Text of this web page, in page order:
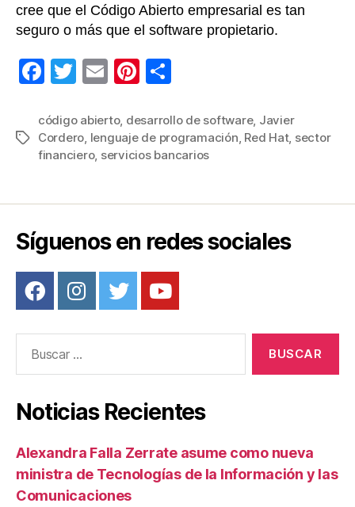
cree que el Código Abierto empresarial es tan
seguro o más que el software propietario.
F
c
e
o
k
T
tt
er
E
ail
Pi
er
e
m
p
tir
Etiquetas
código abierto, desarrollo de software, Javier
Cordero, lenguaje de programación, Red Hat, sector
financiero, servicios bancarios
Síguenos en redes sociales
Noticias Recientes
Alexandra Falla Zerrate asume como nueva
ministra de Tecnologías de la Información y las
Comunicaciones